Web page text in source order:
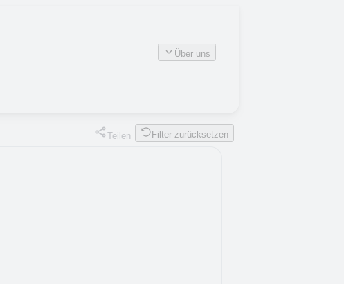
Über uns
Teilen Filter zurücksetzen